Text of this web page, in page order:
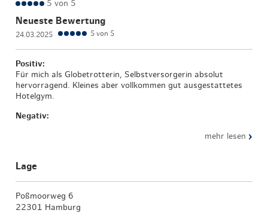
5 von 5
Neueste Bewertung
24.03.2025 5 von 5
Positiv:
Für mich als Globetrotterin, Selbstversorgerin absolut
hervorragend. Kleines aber vollkommen gut ausgestattetes
Hotelgym.
Negativ:
mehr lesen ›
Lage
Poßmoorweg 6
22301 Hamburg